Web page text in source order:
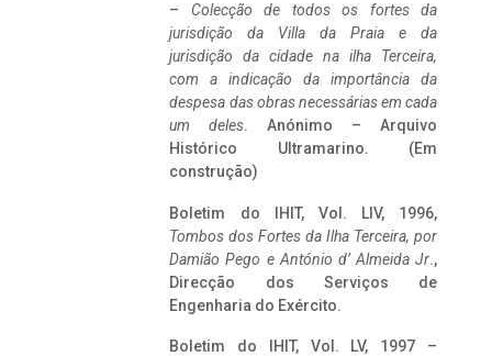
– Colecção de todos os fortes da
jurisdição da Villa da Praia e da
jurisdição da cidade na ilha Terceira,
com a indicação da importância da
despesa das obras necessárias em cada
um deles. Anónimo – Arquivo
Histórico Ultramarino. (Em
construção)
Boletim do IHIT, Vol. LIV, 1996,
Tombos dos Fortes da Ilha Terceira, por
Damião Pego e António d’ Almeida Jr.,
Direcção dos Serviços de
Engenharia do Exército.
Boletim do IHIT, Vol. LV, 1997 –